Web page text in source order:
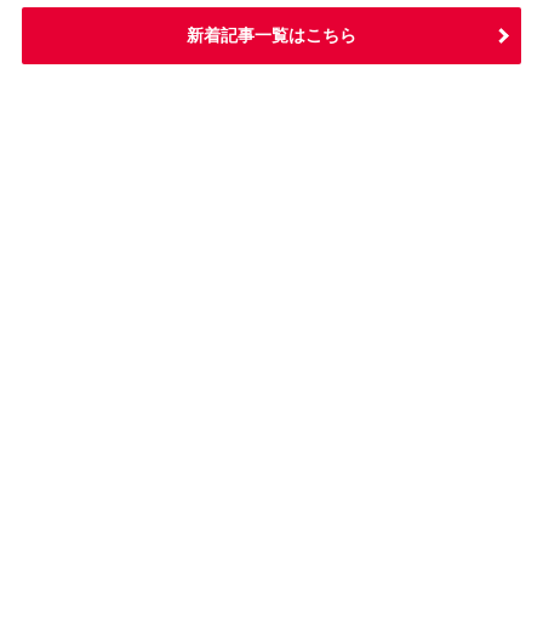
新着記事一覧はこちら